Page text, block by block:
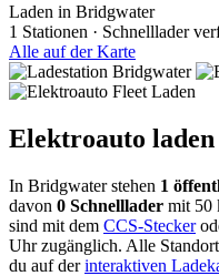
Laden in Bridgwater
1 Stationen · Schnelllader
Alle auf der Karte
Elektroauto
In Bridgwater stehen 1
davon 0 Schnelllader mit 50
sind mit dem CCS-Stecker
Uhr zugänglich. Alle
du auf derinteraktiven